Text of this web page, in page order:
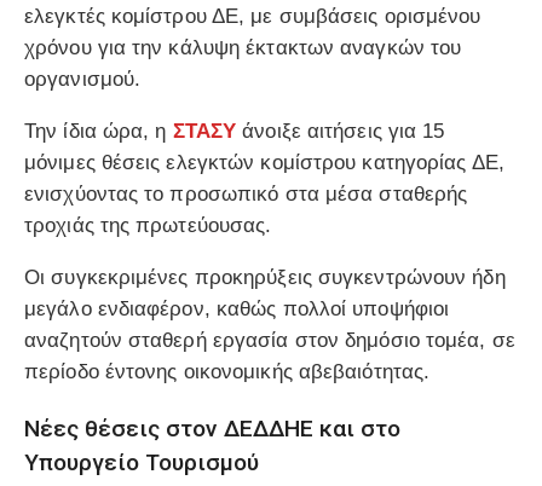
ελεγκτές κομίστρου ΔΕ, με συμβάσεις ορισμένου
χρόνου για την κάλυψη έκτακτων αναγκών του
οργανισμού.
Την ίδια ώρα, η ΣΤΑΣΥ άνοιξε αιτήσεις για 15
μόνιμες θέσεις ελεγκτών κομίστρου κατηγορίας ΔΕ,
ενισχύοντας το προσωπικό στα μέσα σταθερής
τροχιάς της πρωτεύουσας.
Οι συγκεκριμένες προκηρύξεις συγκεντρώνουν ήδη
μεγάλο ενδιαφέρον, καθώς πολλοί υποψήφιοι
αναζητούν σταθερή εργασία στον δημόσιο τομέα, σε
περίοδο έντονης οικονομικής αβεβαιότητας.
Νέες θέσεις στον ΔΕΔΔΗΕ και στο
Υπουργείο Τουρισμού